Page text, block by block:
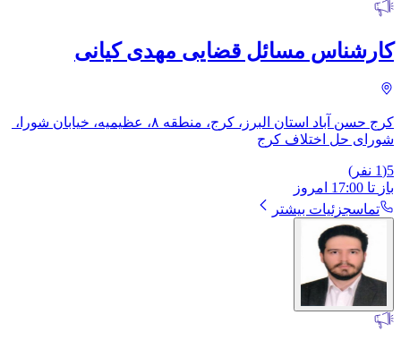
کارشناس مسائل قضایی مهدی کیانی
کرج حسن آباد استان البرز، کرج، منطقه ۸، عظیمیه، خیابان شورا، ​
شورای حل اختلاف کرج
5
(
1 نفر)
باز تا 17:00 امروز
تماسجزئیات بیشتر